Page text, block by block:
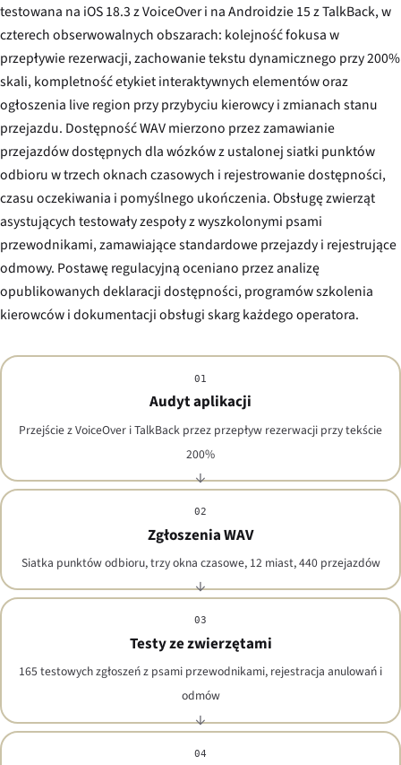
testowana na iOS 18.3 z VoiceOver i na Androidzie 15 z TalkBack, w
czterech obserwowalnych obszarach: kolejność fokusa w
przepływie rezerwacji, zachowanie tekstu dynamicznego przy 200%
skali, kompletność etykiet interaktywnych elementów oraz
ogłoszenia live region przy przybyciu kierowcy i zmianach stanu
przejazdu. Dostępność WAV mierzono przez zamawianie
przejazdów dostępnych dla wózków z ustalonej siatki punktów
odbioru w trzech oknach czasowych i rejestrowanie dostępności,
czasu oczekiwania i pomyślnego ukończenia. Obsługę zwierząt
asystujących testowały zespoły z wyszkolonymi psami
przewodnikami, zamawiające standardowe przejazdy i rejestrujące
odmowy. Postawę regulacyjną oceniano przez analizę
opublikowanych deklaracji dostępności, programów szkolenia
kierowców i dokumentacji obsługi skarg każdego operatora.
01
Audyt aplikacji
Przejście z VoiceOver i TalkBack przez przepływ rezerwacji przy tekście
200%
02
Zgłoszenia WAV
Siatka punktów odbioru, trzy okna czasowe, 12 miast, 440 przejazdów
03
Testy ze zwierzętami
165 testowych zgłoszeń z psami przewodnikami, rejestracja anulowań i
odmów
04